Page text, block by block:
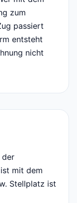
zum
passiert
entsteht
nicht
der
mit dem
Stellplatz ist